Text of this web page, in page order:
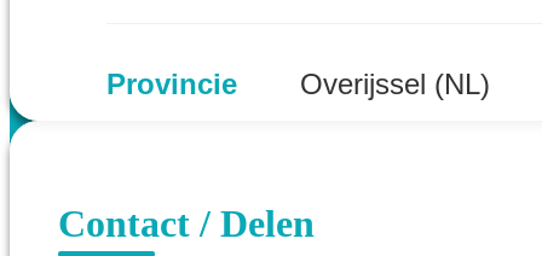
Provincie Overijssel (NL)
Contact / Delen